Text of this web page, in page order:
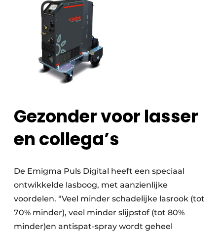
Gezonder voor lasser
en collega’s
De Emigma Puls Digital heeft een speciaal
ontwikkelde lasboog, met aanzienlijke
voordelen. “Veel minder schadelijke lasrook (tot
70% minder), veel minder slijpstof (tot 80%
minder)en antispat-spray wordt geheel